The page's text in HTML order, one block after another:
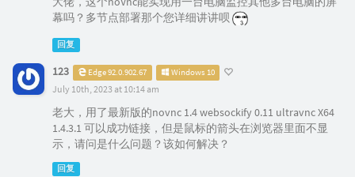
幕吗？多节点部署那个您详细讲讲呗
回复
123 Edge 92.0.902.67 Windows 10
July 10th, 2023 at 10:14 am
老大，用了最新版的novnc 1.4 websockify 0.11 ultravnc X64
1.4.3.1 可以成功链接，但是鼠标的箭头在浏览器里面不显
示，请问是什么问题？该如何解决？
回复